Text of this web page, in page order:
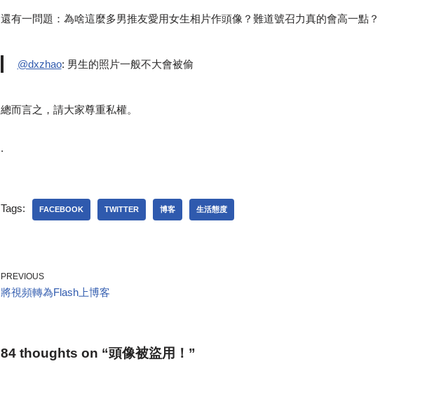
還有一問題：為啥這麼多男推友愛用女生相片作頭像？難道號召力真的會高一點？
@dxzhao: 男生的照片一般不大會被偷
總而言之，請大家尊重私權。
.
Tags: FACEBOOK TWITTER 博客 生活態度
PREVIOUS
將視頻轉為Flash上博客
84 thoughts on “頭像被盜用！”